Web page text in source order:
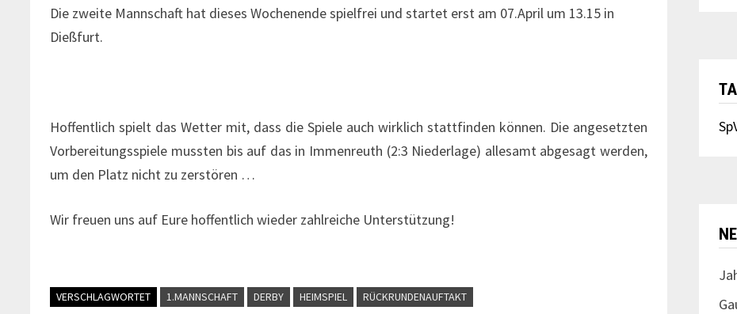
Die zweite Mannschaft hat dieses Wochenende spielfrei und startet erst am 07.April um 13.15 in
Dießfurt.
Hoffentlich spielt das Wetter mit, dass die Spiele auch wirklich stattfinden können. Die angesetzten
Vorbereitungsspiele mussten bis auf das in Immenreuth (2:3 Niederlage) allesamt abgesagt werden,
um den Platz nicht zu zerstören …
Wir freuen uns auf Eure hoffentlich wieder zahlreiche Unterstützung!
VERSCHLAGWORTET 1.MANNSCHAFT DERBY HEIMSPIEL RÜCKRUNDENAUFTAKT